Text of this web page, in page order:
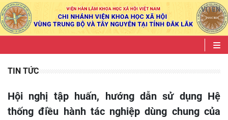
VI|EN
TIN TỨC
Hội nghị tập huấn, hướng dẫn sử dụng Hệ
thống điều hành tác nghiệp dùng chung của